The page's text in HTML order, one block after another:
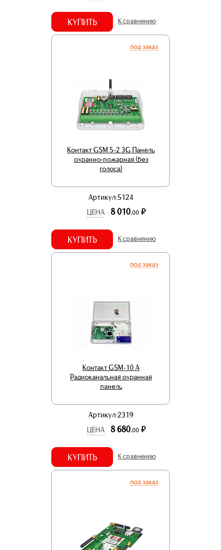
КУПИТЬ К сравнению
под заказ
Контакт GSM 5-2 3G Панель
охранно-пожарная (без
голоса)
Артикул:5124
ЦЕНА
8 010.00 р.
КУПИТЬ К сравнению
под заказ
Контакт GSM-10 А
Радиоканальная охранная
панель
Артикул:2319
ЦЕНА
8 680.00 р.
КУПИТЬ К сравнению
под заказ